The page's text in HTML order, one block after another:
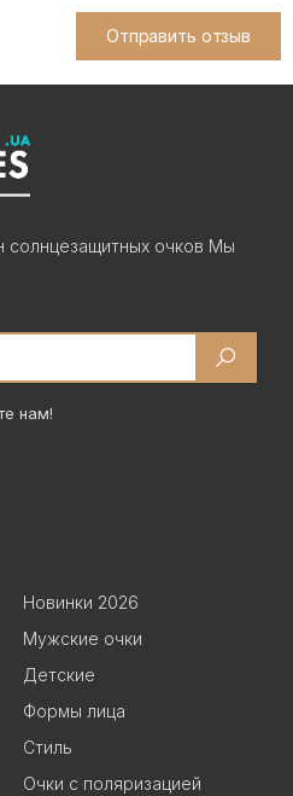
Отправить отзыв
солнцезащитных очков Мы
нам!
Новинки 2026
Мужские очки
Детские
Формы лица
Стиль
Очки с поляризацией